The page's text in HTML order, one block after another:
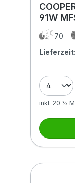
91W
70
Lieferzeit:
inkl. 20 %